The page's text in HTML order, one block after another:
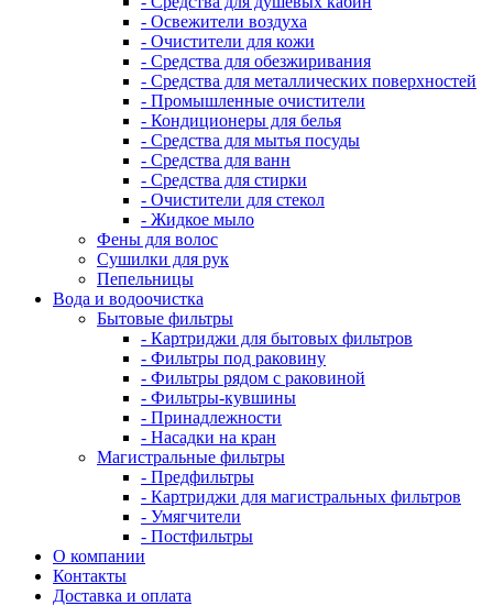
- Освежители воздуха
- Очистители для кожи
- Средства для обезжиривания
- Средства для металлических поверхностей
- Промышленные очистители
- Кондиционеры для белья
- Средства для мытья посуды
- Средства для ванн
- Средства для стирки
- Очистители для стекол
- Жидкое мыло
Фены для волос
Сушилки для рук
Пепельницы
Вода и водоочистка
Бытовые фильтры
- Картриджи для бытовых фильтров
- Фильтры под раковину
- Фильтры рядом с раковиной
- Фильтры-кувшины
- Принадлежности
- Насадки на кран
Магистральные фильтры
- Предфильтры
- Картриджи для магистральных фильтров
- Умягчители
- Постфильтры
О компании
Контакты
Доставка и оплата